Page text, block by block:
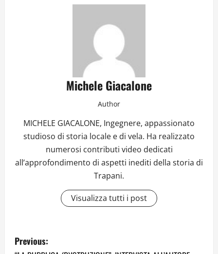
Michele Giacalone
Author
MICHELE GIACALONE, Ingegnere, appassionato
studioso di storia locale e di vela. Ha realizzato
numerosi contributi video dedicati
all’approfondimento di aspetti inediti della storia di
Trapani.
Visualizza tutti i post
P
Previous: